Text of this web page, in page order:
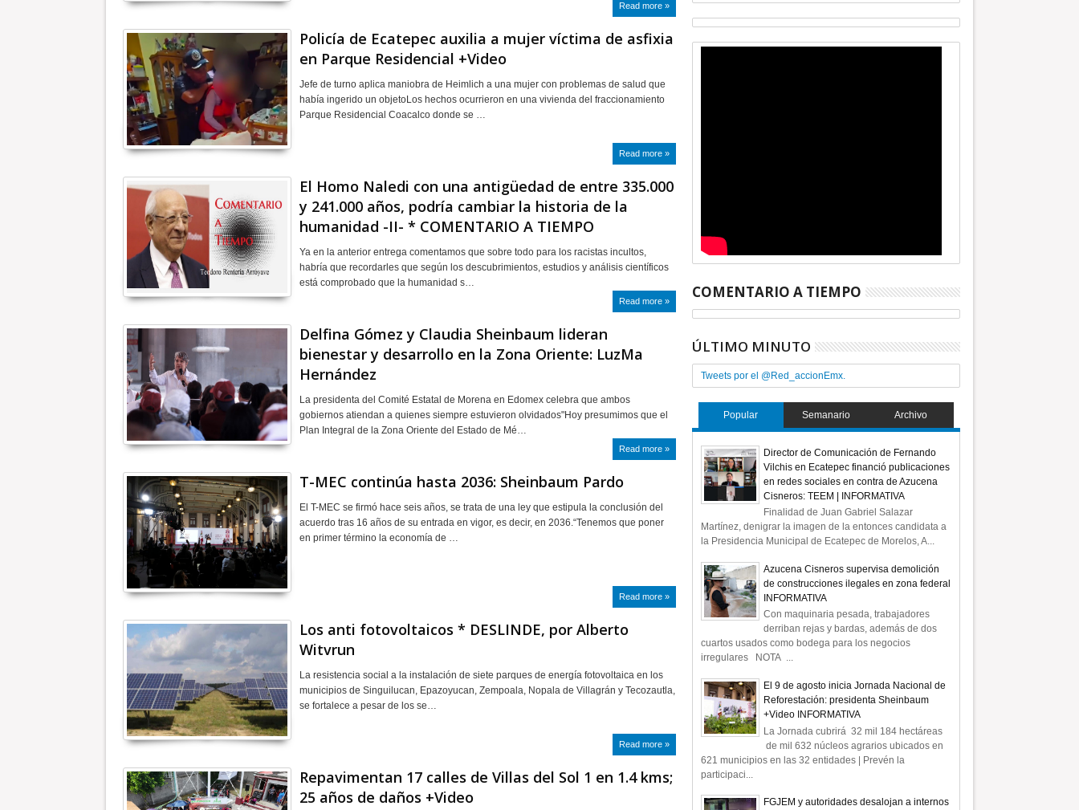
Read more »
Policía de Ecatepec auxilia a mujer víctima de asfixia
en Parque Residencial +Video
Jefe de turno aplica maniobra de Heimlich a una mujer con problemas de salud que
había ingerido un objetoLos hechos ocurrieron en una vivienda del fraccionamiento
Parque Residencial Coacalco donde se …
Read more »
El Homo Naledi con una antigüedad de entre 335.000
y 241.000 años, podría cambiar la historia de la
humanidad -II- * COMENTARIO A TIEMPO
Ya en la anterior entrega comentamos que sobre todo para los racistas incultos,
habría que recordarles que según los descubrimientos, estudios y análisis científicos
está comprobado que la humanidad s…
Read more »
Delfina Gómez y Claudia Sheinbaum lideran
bienestar y desarrollo en la Zona Oriente: LuzMa
Hernández
La presidenta del Comité Estatal de Morena en Edomex celebra que ambos
gobiernos atiendan a quienes siempre estuvieron olvidados"Hoy presumimos que el
Plan Integral de la Zona Oriente del Estado de Mé…
Read more »
T-MEC continúa hasta 2036: Sheinbaum Pardo
El T-MEC se firmó hace seis años, se trata de una ley que estipula la conclusión del
acuerdo tras 16 años de su entrada en vigor, es decir, en 2036.“Tenemos que poner
en primer término la economía de …
Read more »
Los anti fotovoltaicos * DESLINDE, por Alberto
Witvrun
La resistencia social a la instalación de siete parques de energía fotovoltaica en los
municipios de Singuilucan, Epazoyucan, Zempoala, Nopala de Villagrán y Tecozautla,
se fortalece a pesar de los se…
Read more »
Repavimentan 17 calles de Villas del Sol 1 en 1.4 kms;
25 años de daños +Video
COMENTARIO A TIEMPO
ÚLTIMO MINUTO
Tweets por el @Red_accionEmx.
Popular Semanario Archivo
Director de Comunicación de Fernando
Vilchis en Ecatepec financió publicaciones
en redes sociales en contra de Azucena
Cisneros: TEEM | INFORMATIVA
Finalidad de Juan Gabriel Salazar
Martínez, denigrar la imagen de la entonces candidata a
la Presidencia Municipal de Ecatepec de Morelos, A...
Azucena Cisneros supervisa demolición
de construcciones ilegales en zona federal
INFORMATIVA
Con maquinaria pesada, trabajadores
derriban rejas y bardas, además de dos
cuartos usados como bodega para los negocios
irregulares NOTA ...
El 9 de agosto inicia Jornada Nacional de
Reforestación: presidenta Sheinbaum
+Video INFORMATIVA
La Jornada cubrirá 32 mil 184 hectáreas
de mil 632 núcleos agrarios ubicados en
621 municipios en las 32 entidades | Prevén la
participaci...
FGJEM y autoridades desalojan a internos